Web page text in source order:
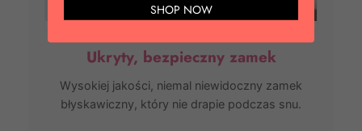
Ukryty, bezpieczny zamek
Wysokiej jakości, niemal niewidoczny zamek
błyskawiczny, który nie drapie podczas snu.
SHOP NOW